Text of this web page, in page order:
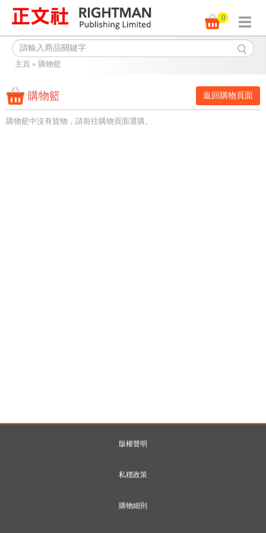
0
主頁 » 購物籃
購物籃 返回購物頁面
購物籃中沒有貨物，請前往購物頁面選購。
版權聲明
私穩政策
購物細則